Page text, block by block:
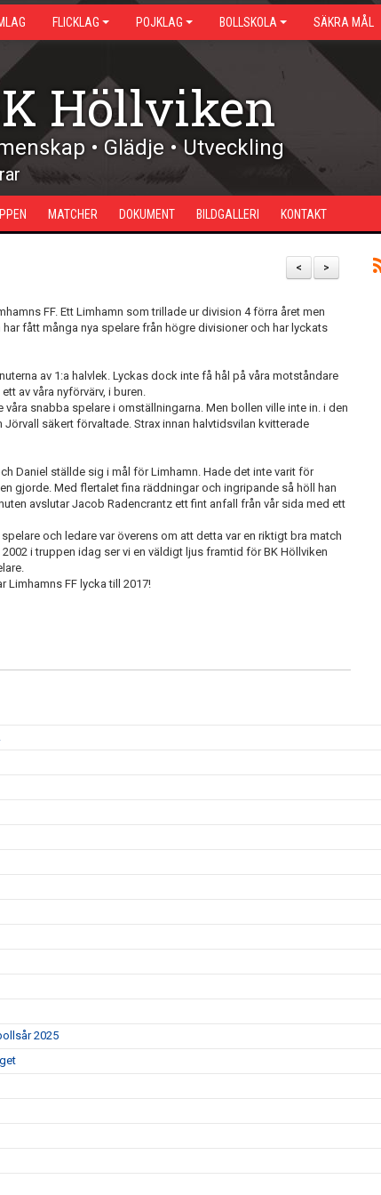
FLICKLAG POJKLAG BOLLSKOLA SÄKRA MÅL
Höllviken
• Glädje • Utveckling
MATCHER DOKUMENT BILDGALLERI KONTAKT
>
<
FF. Ett Limhamn som trillade ur division 4 förra året men
fått många nya spelare från högre divisioner och har lyckats
av 1:a halvlek. Lyckas dock inte få hål på våra motståndare
av våra nyförvärv, i buren.
snabba spelare i omställningarna. Men bollen ville inte in. i den
säkert förvaltade. Strax innan halvtidsvilan kvitterade
Daniel ställde sig i mål för Limhamn. Hade det inte varit för
gjorde. Med flertalet fina räddningar och ingripande så höll han
avslutar Jacob Radencrantz ett fint anfall från vår sida med ett
och ledare var överens om att detta var en riktigt bra match
i truppen idag ser vi en väldigt ljus framtid för BK Höllviken
Limhamns FF lycka till 2017!
2025